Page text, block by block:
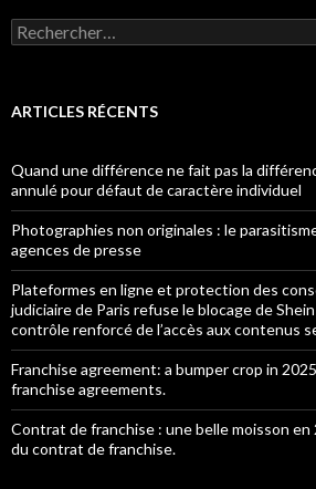
Rechercher :
ARTICLES RÉCENTS
Quand une différence ne fait pas la
annulé pour défaut de caractère individuel
Photographies non originales : le
agences de presse
Plateformes en ligne et protection des
judiciaire de Paris refuse le blocage de
contrôle renforcé de l’accès aux contenus
Franchise agreement: a bumper crop in
franchise agreements.
Contrat de franchise : une belle moisson en
du contrat de franchise.